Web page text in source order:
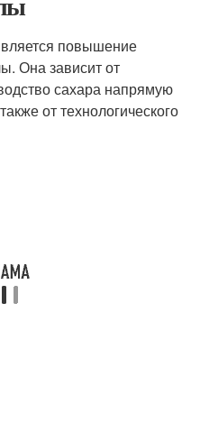
повышение
Она зависит от
сахара напрямую
от технологического